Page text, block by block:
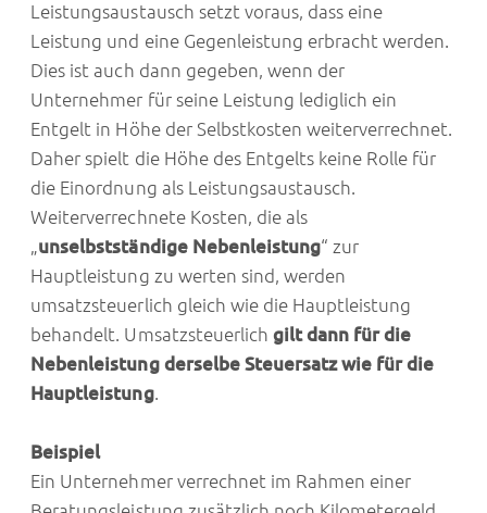
Leistungsaustausch setzt voraus, dass eine
Leistung und eine Gegenleistung erbracht werden.
Dies ist auch dann gegeben, wenn der
Unternehmer für seine Leistung lediglich ein
Entgelt in Höhe der Selbstkosten weiterverrechnet.
Daher spielt die Höhe des Entgelts keine Rolle für
die Einordnung als Leistungsaustausch.
Weiterverrechnete Kosten, die als
„unselbstständige Nebenleistung“ zur
Hauptleistung zu werten sind, werden
umsatzsteuerlich gleich wie die Hauptleistung
behandelt. Umsatzsteuerlich gilt dann für die
Nebenleistung derselbe Steuersatz wie für die
Hauptleistung.
Beispiel
Ein Unternehmer verrechnet im Rahmen einer